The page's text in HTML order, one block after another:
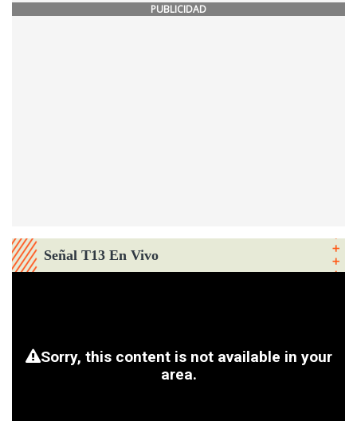
PUBLICIDAD
Señal T13 En Vivo